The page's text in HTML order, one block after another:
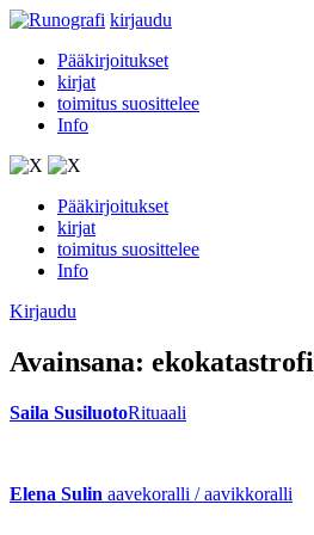
kirjaudu
Pääkirjoitukset
kirjat
toimitus suosittelee
Info
Pääkirjoitukset
kirjat
toimitus suosittelee
Info
Kirjaudu
Avainsana: ekokatastrofi
Saila SusiluotoRituaali
Elena Sulin aavekoralli / aavikkoralli